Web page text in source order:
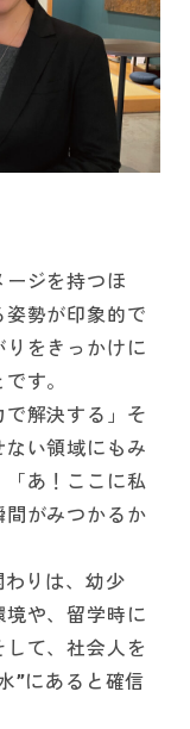
ジを持つほ
姿勢が印象的で
りをきっかけに
す。
で解決する」そ
い領域にもみ
「あ！ここに私
間がみつかるか
りは、幼少
や、留学時に
て、社会人を
”にあると確信